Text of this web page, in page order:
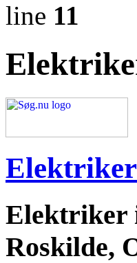
line 11
Elektriker
Roskilde,